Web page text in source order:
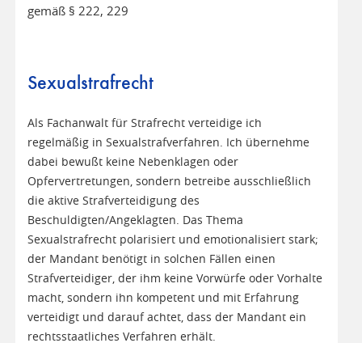
gemäß § 222, 229
Sexualstrafrecht
Als Fachanwalt für Strafrecht verteidige ich
regelmäßig in Sexualstrafverfahren. Ich übernehme
dabei bewußt keine Nebenklagen oder
Opfervertretungen, sondern betreibe ausschließlich
die aktive Strafverteidigung des
Beschuldigten/Angeklagten. Das Thema
Sexualstrafrecht polarisiert und emotionalisiert stark;
der Mandant benötigt in solchen Fällen einen
Strafverteidiger, der ihm keine Vorwürfe oder Vorhalte
macht, sondern ihn kompetent und mit Erfahrung
verteidigt und darauf achtet, dass der Mandant ein
rechtsstaatliches Verfahren erhält.